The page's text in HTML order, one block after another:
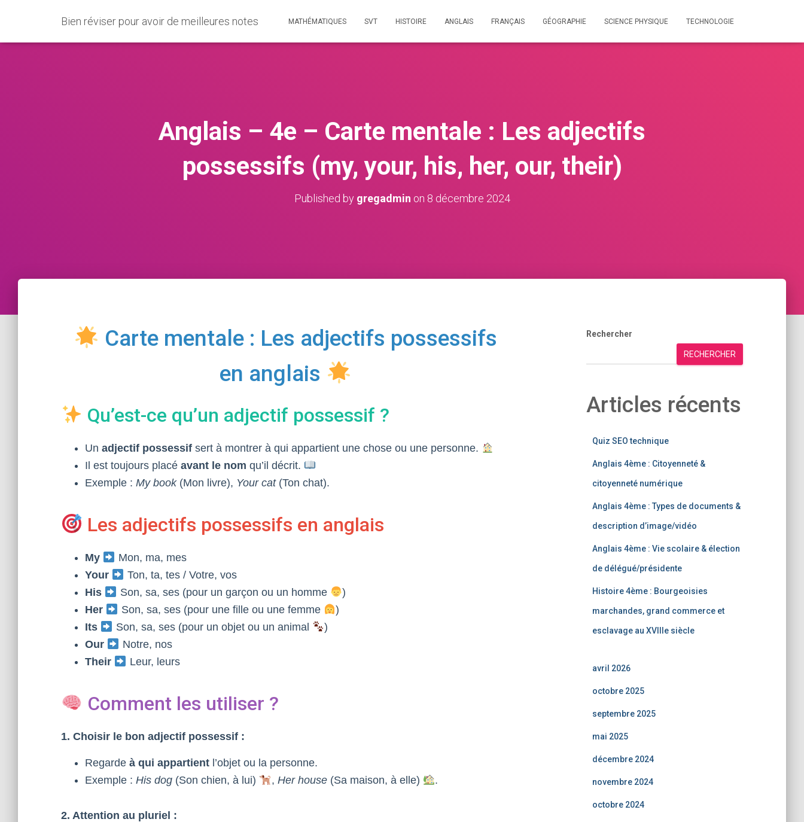
Bien réviser pour avoir de meilleures notes MATHÉMATIQUES SVT HISTOIRE ANGLAIS FRANÇAIS GÉOGRAPHIE SCIENCE PHYSIQUE TECHNOLOGIE
Anglais – 4e – Carte mentale : Les adjectifs
possessifs (my, your, his, her, our, their)
Published by gregadmin on 8 décembre 2024
Carte mentale : Les adjectifs possessifs
en anglais
Qu’est-ce qu’un adjectif possessif ?
Un adjectif possessif sert à montrer à qui appartient une chose ou une personne.
Il est toujours placé avant le nom qu’il décrit.
Exemple : My book(Mon livre), Your cat(Ton chat).
Les adjectifs possessifs en anglais
My
Mon, ma, mes
Your
Ton, ta, tes / Votre, vos
His
Son, sa, ses (pour un garçon ou un homme
)
Her
Son, sa, ses (pour une fille ou une femme
)
Its
Son, sa, ses (pour un objet ou un animal
)
Our
Notre, nos
Their
Leur, leurs
Comment les utiliser ?
1. Choisir le bon adjectif possessif :
Regarde à qui appartient l’objet ou la personne.
Exemple : His dog (Son chien, à lui) , Her house(Sa maison, à elle) .
2. Attention au pluriel :
Rechercher
RECHERCHER
Articles récents
Quiz SEO technique
Anglais 4ème : Citoyenneté &
citoyenneté numérique
Anglais 4ème : Types de documents &
description d’image/vidéo
Anglais 4ème : Vie scolaire & élection
de délégué/présidente
Histoire 4ème : Bourgeoisies
marchandes, grand commerce et
esclavage au XVIIIe siècle
avril 2026
octobre 2025
septembre 2025
mai 2025
décembre 2024
novembre 2024
octobre 2024